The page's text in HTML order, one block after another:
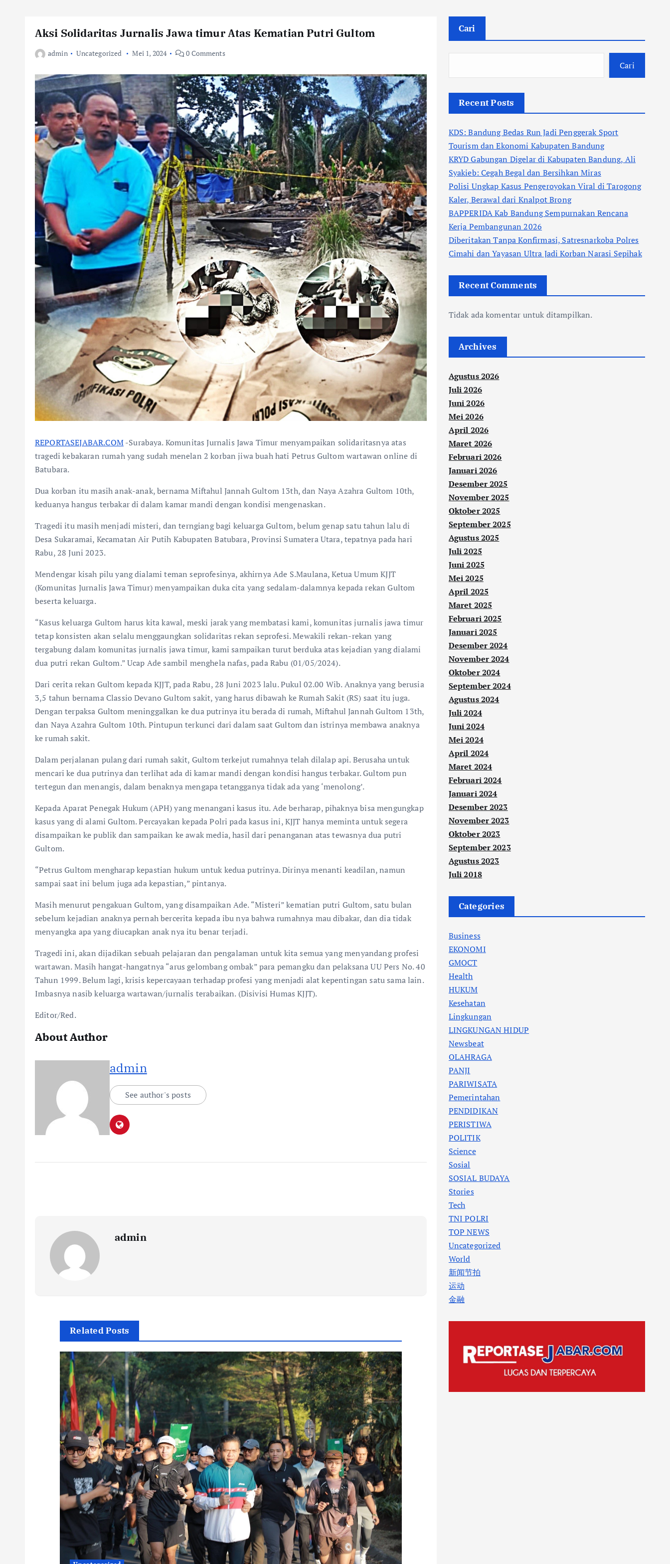
Aksi Solidaritas Jurnalis Jawa timur Atas Kematian Putri Gultom
admin Uncategorized Mei 1, 2024 0 Comments
REPORTASEJABAR.COM-Surabaya. Komunitas Jurnalis Jawa Timur menyampaikan solidaritasnya atas
tragedi kebakaran rumah yang sudah menelan 2 korban jiwa buah hati Petrus Gultom wartawan online di
Batubara.
Dua korban itu masih anak-anak, bernama Miftahul Jannah Gultom 13th, dan Naya Azahra Gultom 10th,
keduanya hangus terbakar di dalam kamar mandi dengan kondisi mengenaskan.
Tragedi itu masih menjadi misteri, dan terngiang bagi keluarga Gultom, belum genap satu tahun lalu di
Desa Sukaramai, Kecamatan Air Putih Kabupaten Batubara, Provinsi Sumatera Utara, tepatnya pada hari
Rabu, 28 Juni 2023.
Mendengar kisah pilu yang dialami teman seprofesinya, akhirnya Ade S.Maulana, Ketua Umum KJJT
(Komunitas Jurnalis Jawa Timur) menyampaikan duka cita yang sedalam-dalamnya kepada rekan Gultom
beserta keluarga.
“Kasus keluarga Gultom harus kita kawal, meski jarak yang membatasi kami, komunitas jurnalis jawa timur
tetap konsisten akan selalu menggaungkan solidaritas rekan seprofesi. Mewakili rekan-rekan yang
tergabung dalam komunitas jurnalis jawa timur, kami sampaikan turut berduka atas kejadian yang dialami
dua putri rekan Gultom.” Ucap Ade sambil menghela nafas, pada Rabu (01/05/2024).
Dari cerita rekan Gultom kepada KJJT, pada Rabu, 28 Juni 2023 lalu. Pukul 02.00 Wib. Anaknya yang berusia
3,5 tahun bernama Classio Devano Gultom sakit, yang harus dibawah ke Rumah Sakit (RS) saat itu juga.
Dengan terpaksa Gultom meninggalkan ke dua putrinya itu berada di rumah, Miftahul Jannah Gultom 13th,
dan Naya Azahra Gultom 10th. Pintupun terkunci dari dalam saat Gultom dan istrinya membawa anaknya
ke rumah sakit.
Dalam perjalanan pulang dari rumah sakit, Gultom terkejut rumahnya telah dilalap api. Berusaha untuk
mencari ke dua putrinya dan terlihat ada di kamar mandi dengan kondisi hangus terbakar. Gultom pun
tertegun dan menangis, dalam benaknya mengapa tetangganya tidak ada yang ‘menolong’.
Kepada Aparat Penegak Hukum (APH) yang menangani kasus itu. Ade berharap, pihaknya bisa mengungkap
kasus yang di alami Gultom. Percayakan kepada Polri pada kasus ini, KJJT hanya meminta untuk segera
disampaikan ke publik dan sampaikan ke awak media, hasil dari penanganan atas tewasnya dua putri
Gultom.
“Petrus Gultom mengharap kepastian hukum untuk kedua putrinya. Dirinya menanti keadilan, namun
sampai saat ini belum juga ada kepastian,” pintanya.
Masih menurut pengakuan Gultom, yang disampaikan Ade. “Misteri” kematian putri Gultom, satu bulan
sebelum kejadian anaknya pernah bercerita kepada ibu nya bahwa rumahnya mau dibakar, dan dia tidak
menyangka apa yang diucapkan anak nya itu benar terjadi.
Tragedi ini, akan dijadikan sebuah pelajaran dan pengalaman untuk kita semua yang menyandang profesi
wartawan. Masih hangat-hangatnya “arus gelombang ombak” para pemangku dan pelaksana UU Pers No. 40
Tahun 1999. Belum lagi, krisis kepercayaan terhadap profesi yang menjadi alat kepentingan satu sama lain.
Imbasnya nasib keluarga wartawan/jurnalis terabaikan. (Disivisi Humas KJJT).
Editor/Red.
About Author
admin
See author's posts
admin
Related Posts
Cari
Cari
Recent Posts
KDS: Bandung Bedas Run Jadi Penggerak Sport
Tourism dan Ekonomi Kabupaten Bandung
KRYD Gabungan Digelar di Kabupaten Bandung, Ali
Syakieb: Cegah Begal dan Bersihkan Miras
Polisi Ungkap Kasus Pengeroyokan Viral di Tarogong
Kaler, Berawal dari Knalpot Brong
BAPPERIDA Kab Bandung Sempurnakan Rencana
Kerja Pembangunan 2026
Diberitakan Tanpa Konfirmasi, Satresnarkoba Polres
Cimahi dan Yayasan Ultra Jadi Korban Narasi Sepihak
Recent Comments
Tidak ada komentar untuk ditampilkan.
Archives
Agustus 2026
Juli 2026
Juni 2026
Mei 2026
April 2026
Maret 2026
Februari 2026
Januari 2026
Desember 2025
November 2025
Oktober 2025
September 2025
Agustus 2025
Juli 2025
Juni 2025
Mei 2025
April 2025
Maret 2025
Februari 2025
Januari 2025
Desember 2024
November 2024
Oktober 2024
September 2024
Agustus 2024
Juli 2024
Juni 2024
Mei 2024
April 2024
Maret 2024
Februari 2024
Januari 2024
Desember 2023
November 2023
Oktober 2023
September 2023
Agustus 2023
Juli 2018
Categories
Business
EKONOMI
GMOCT
Health
HUKUM
Kesehatan
Lingkungan
LINGKUNGAN HIDUP
Newsbeat
OLAHRAGA
PANJI
PARIWISATA
Pemerintahan
PENDIDIKAN
PERISTIWA
POLITIK
Science
Sosial
SOSIAL BUDAYA
Stories
Tech
TNI POLRI
TOP NEWS
Uncategorized
World
新闻节拍
运动
金融